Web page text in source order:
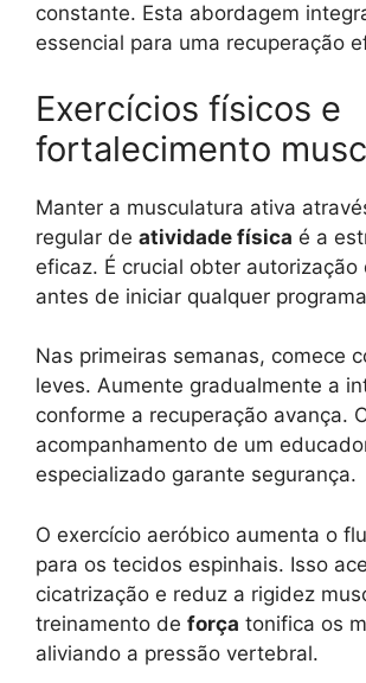
constante. Esta abordagem
essencial para uma recuperação
Exercícios físicos e
fortalecimento
Manter a musculatura ativa
regular de atividade física é a
eficaz. É crucial obter autorização
antes de iniciar qualquer
Nas primeiras semanas, comece
leves. Aumente gradualmente a
conforme a recuperação avança.
acompanhamento de um
especializado garante segurança.
O exercício aeróbico aumenta o
para os tecidos espinhais. Isso
cicatrização e reduz a rigidez
treinamento de força tonifica os
aliviando a pressão vertebral.